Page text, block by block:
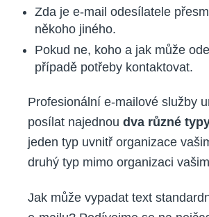
Zda je e-mail odesílatele
někoho jiného.
Pokud ne, koho a jak může
případě potřeby kontaktovat.
Profesionální e-mailové služby
posílat najednou dva různé
jeden typ uvnitř organizace
druhý typ mimo organizaci
Jak může vypadat text